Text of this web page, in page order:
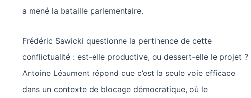
a mené la bataille parlementaire.
Frédéric Sawicki questionne la pertinence de cette
conflictualité : est-elle productive, ou dessert-elle le projet ?
Antoine Léaument répond que c’est la seule voie efficace
dans un contexte de blocage démocratique, où le